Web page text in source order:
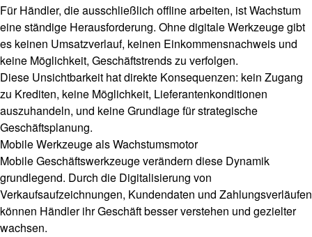
Für Händler, die ausschließlich offline arbeiten, ist Wachstum
eine ständige Herausforderung. Ohne digitale Werkzeuge gibt
es keinen Umsatzverlauf, keinen Einkommensnachweis und
keine Möglichkeit, Geschäftstrends zu verfolgen.
Diese Unsichtbarkeit hat direkte Konsequenzen: kein Zugang
zu Krediten, keine Möglichkeit, Lieferantenkonditionen
auszuhandeln, und keine Grundlage für strategische
Geschäftsplanung.
Mobile Werkzeuge als Wachstumsmotor
Mobile Geschäftswerkzeuge verändern diese Dynamik
grundlegend. Durch die Digitalisierung von
Verkaufsaufzeichnungen, Kundendaten und Zahlungsverläufen
können Händler ihr Geschäft besser verstehen und gezielter
wachsen.